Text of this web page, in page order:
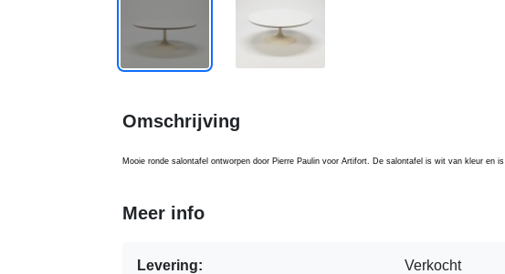
Omschrijving
Mooie ronde salontafel ontworpen door Pierre Paulin voor Artifort. De salontafel is wit van kleur en is
Meer info
Levering: Verkocht